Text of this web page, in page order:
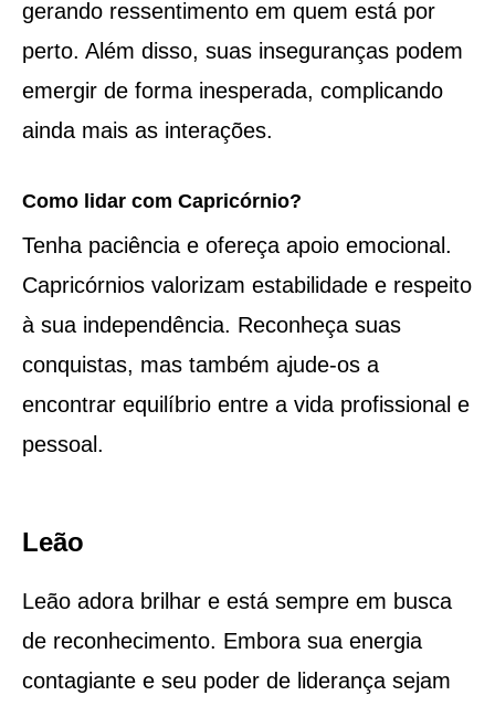
gerando ressentimento em quem está por
perto. Além disso, suas inseguranças podem
emergir de forma inesperada, complicando
ainda mais as interações.
Como lidar com Capricórnio?
Tenha paciência e ofereça apoio emocional.
Capricórnios valorizam estabilidade e respeito
à sua independência. Reconheça suas
conquistas, mas também ajude-os a
encontrar equilíbrio entre a vida profissional e
pessoal.
Leão
Leão adora brilhar e está sempre em busca
de reconhecimento. Embora sua energia
contagiante e seu poder de liderança sejam